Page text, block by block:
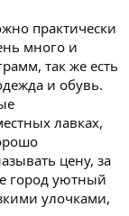
практически
много и
так же есть
и обувь.
лавках,
цену, за
город уютный
улочками,